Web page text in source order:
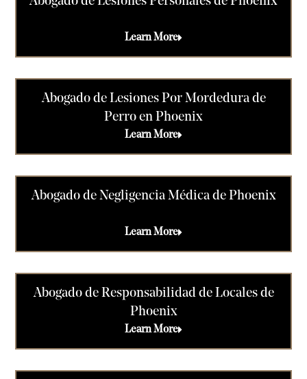
Learn More
Abogado de Lesiones Por Mordedura de
Perro en Phoenix
Learn More
Abogado de Negligencia Médica de Phoenix
Learn More
Abogado de Responsabilidad de Locales de
Phoenix
Learn More